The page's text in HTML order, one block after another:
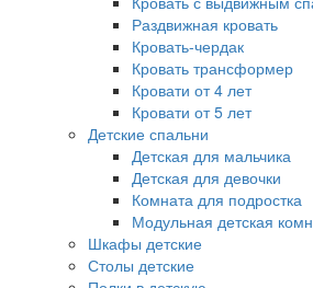
Раздвижная кровать
Кровать-чердак
Кровать трансформер
Кровати от 4 лет
Кровати от 5 лет
Детские спальни
Детская для мальчика
Детская для девочки
Комната для подростка
Модульная детская
Шкафы детские
Столы детские